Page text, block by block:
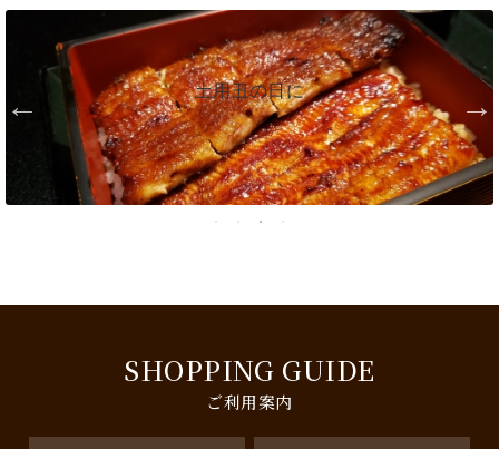
敬老の日に
SHOPPING GUIDE
ご利用案内